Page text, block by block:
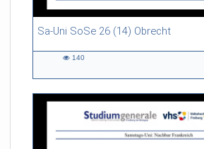
Sa-Uni SoSe 26 (14) Obrecht
46:53 duration
140